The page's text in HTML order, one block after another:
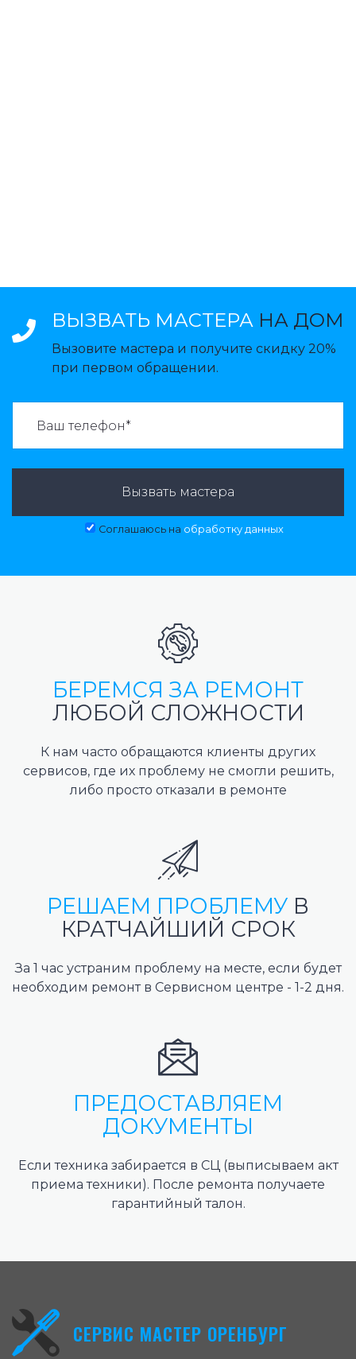
ВЫЗВАТЬ МАСТЕРА НА ДОМ
Вызовите мастера и получите скидку 20%
при первом обращении.
Вызвать мастера
Соглашаюсь на обработку данных
БЕРЕМСЯ ЗА РЕМОНТ
ЛЮБОЙ СЛОЖНОСТИ
К нам часто обращаются клиенты других
сервисов, где их проблему не смогли решить,
либо просто отказали в ремонте
РЕШАЕМ ПРОБЛЕМУ В
КРАТЧАЙШИЙ СРОК
За 1 час устраним проблему на месте, если будет
необходим ремонт в Сервисном центре - 1-2 дня.
ПРЕДОСТАВЛЯЕМ
ДОКУМЕНТЫ
Если техника забирается в СЦ (выписываем акт
приема техники). После ремонта получаете
гарантийный талон.
СЕРВИС МАСТЕР ОРЕНБУРГ